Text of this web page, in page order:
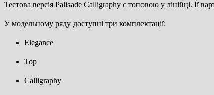
Тестова версія Palisade Calligraphy є топовою у лінійці. Її
У модельному ряду доступні три комплектації:
Elegance
Top
Calligraphy